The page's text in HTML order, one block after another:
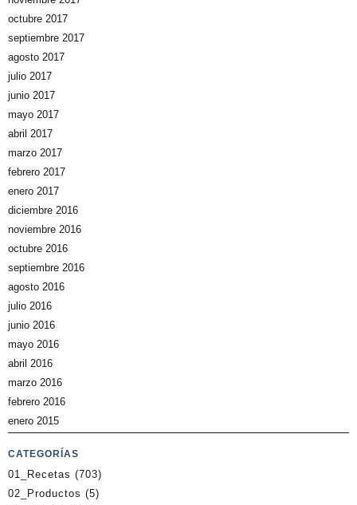
octubre 2017
septiembre 2017
agosto 2017
julio 2017
junio 2017
mayo 2017
abril 2017
marzo 2017
febrero 2017
enero 2017
diciembre 2016
noviembre 2016
octubre 2016
septiembre 2016
agosto 2016
julio 2016
junio 2016
mayo 2016
abril 2016
marzo 2016
febrero 2016
enero 2015
CATEGORÍAS
01_Recetas (703)
02_Productos (5)